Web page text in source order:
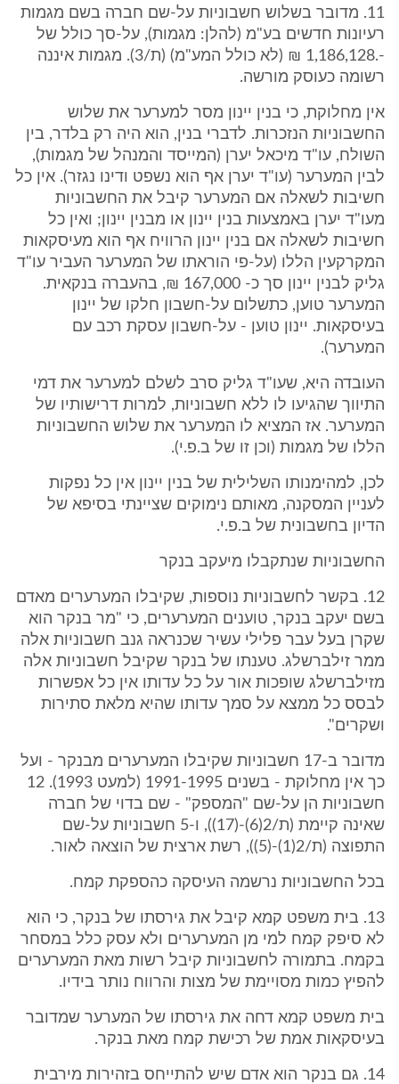
11. מדובר בשלוש חשבוניות על-שם חברה בשם מגמות
רעיונות חדשים בע"מ (להלן: מגמות), על-סך כולל של
-.1,186,128 ₪ (לא כולל המע"מ) (ת/3). מגמות איננה
רשומה כעוסק מורשה.
אין מחלוקת, כי בנין יינון מסר למערער את שלוש
החשבוניות הנזכרות. לדברי בנין, הוא היה רק בלדר, בין
השולח, עו"ד מיכאל יערן (המייסד והמנהל של מגמות),
לבין המערער (עו"ד יערן אף הוא נשפט ודינו נגזר). אין כל
חשיבות לשאלה אם המערער קיבל את החשבוניות
מעו"ד יערן באמצעות בנין יינון או מבנין יינון; ואין כל
חשיבות לשאלה אם בנין יינון הרוויח אף הוא מעיסקאות
המקרקעין הללו (על-פי הוראתו של המערער העביר עו"ד
גליק לבנין יינון סך כ- 167,000 ₪, בהעברה בנקאית.
המערער טוען, כתשלום על-חשבון חלקו של יינון
בעיסקאות. יינון טוען - על-חשבון עסקת רכב עם
המערער).
העובדה היא, שעו"ד גליק סרב לשלם למערער את דמי
התיווך שהגיעו לו ללא חשבוניות, למרות דרישותיו של
המערער. אז המציא לו המערער את שלוש החשבוניות
הללו של מגמות (וכן זו של ב.פ.י).
לכן, למהימנותו השלילית של בנין יינון אין כל נפקות
לעניין המסקנה, מאותם נימוקים שציינתי בסיפא של
הדיון בחשבונית של ב.פ.י.
החשבוניות שנתקבלו מיעקב בנקר
12. בקשר לחשבוניות נוספות, שקיבלו המערערים מאדם
בשם יעקב בנקר, טוענים המערערים, כי "מר בנקר הוא
שקרן בעל עבר פלילי עשיר שכנראה גנב חשבוניות אלה
ממר זילברשלג. טענתו של בנקר שקיבל חשבוניות אלה
מזילברשלג שופכות אור על כל עדותו אין כל אפשרות
לבסס כל ממצא על סמך עדותו שהיא מלאת סתירות
ושקרים".
מדובר ב-17 חשבוניות שקיבלו המערערים מבנקר - ועל
כך אין מחלוקת - בשנים 1991-1995 (למעט 1993). 12
חשבוניות הן על-שם "המספק" - שם בדוי של חברה
שאינה קיימת (ת/2(6)-(17)), ו-5 חשבוניות על-שם
התפוצה (ת/2(1)-(5)), רשת ארצית של הוצאה לאור.
בכל החשבוניות נרשמה העיסקה כהספקת קמח.
13. בית משפט קמא קיבל את גירסתו של בנקר, כי הוא
לא סיפק קמח למי מן המערערים ולא עסק כלל במסחר
בקמח. בתמורה לחשבוניות קיבל רשות מאת המערערים
להפיץ כמות מסויימת של מצות והרווח נותר בידיו.
בית משפט קמא דחה את גירסתו של המערער שמדובר
בעיסקאות אמת של רכישת קמח מאת בנקר.
14. גם בנקר הוא אדם שיש להתייחס בזהירות מירבית